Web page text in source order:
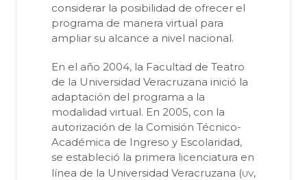
considerar la posibilidad de ofrecer el
programa de manera virtual para
ampliar su alcance a nivel nacional.
En el año 2004, la Facultad de Teatro
de la Universidad Veracruzana inició la
adaptación del programa a la
modalidad virtual. En 2005, con la
autorización de la Comisión Técnico-
Académica de Ingreso y Escolaridad,
se estableció la primera licenciatura en
línea de la Universidad Veracruzana (uv,